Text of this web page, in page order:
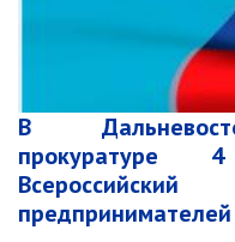
В Дальневосточной транспортной
прокуратуре
предпринимателей